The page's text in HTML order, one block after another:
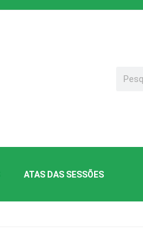
ATAS DAS SESSÕES